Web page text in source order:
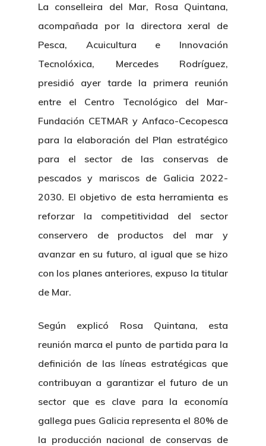
La conselleira del Mar, Rosa Quintana,
acompañada por la directora xeral de
Pesca, Acuicultura e Innovación
Tecnolóxica, Mercedes Rodríguez,
presidió ayer tarde la primera reunión
entre el Centro Tecnológico del Mar-
Fundación CETMAR y Anfaco-Cecopesca
para la elaboración del Plan estratégico
para el sector de las conservas de
pescados y mariscos de Galicia 2022-
2030. El objetivo de esta herramienta es
reforzar la competitividad del sector
conservero de productos del mar y
avanzar en su futuro, al igual que se hizo
con los planes anteriores, expuso la titular
de Mar.
Según explicó Rosa Quintana, esta
reunión marca el punto de partida para la
definición de las líneas estratégicas que
contribuyan a garantizar el futuro de un
sector que es clave para la economía
gallega pues Galicia representa el 80% de
la producción nacional de conservas de